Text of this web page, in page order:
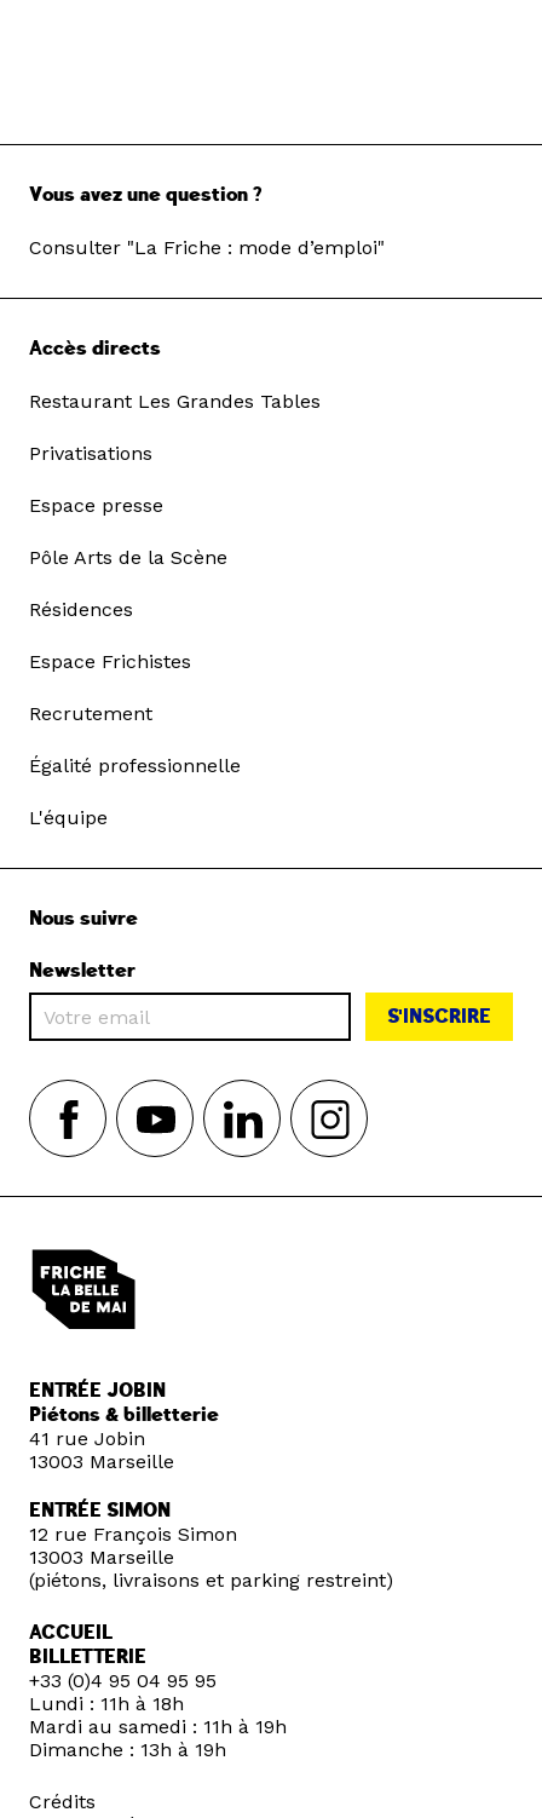
Vous avez une question ?
Consulter "La Friche : mode d’emploi"
Accès directs
Restaurant Les Grandes Tables
Privatisations
Espace presse
Pôle Arts de la Scène
Résidences
Espace Frichistes
Recrutement
Égalité professionnelle
L'équipe
Nous suivre
Newsletter
S'INSCRIRE
ENTRÉE JOBIN
Piétons & billetterie
41 rue Jobin
13003 Marseille
ENTRÉE SIMON
12 rue François Simon
13003 Marseille
(piétons, livraisons et parking restreint)
ACCUEIL
BILLETTERIE
+33 (0)4 95 04 95 95
Lundi : 11h à 18h
Mardi au samedi : 11h à 19h
Dimanche : 13h à 19h
Crédits